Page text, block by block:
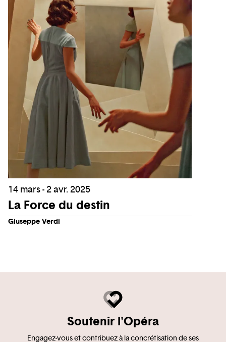
14 mars - 2 avr. 2025
La Force du destin
Giuseppe Verdi
Soutenir l'Opéra
Engagez-vous et contribuez à la concrétisation de ses